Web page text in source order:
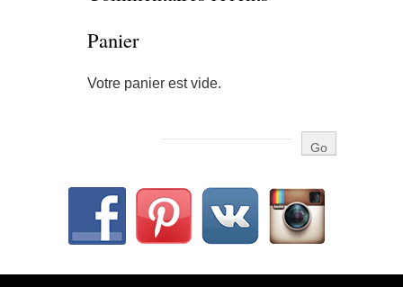
Panier
Votre panier est vide.